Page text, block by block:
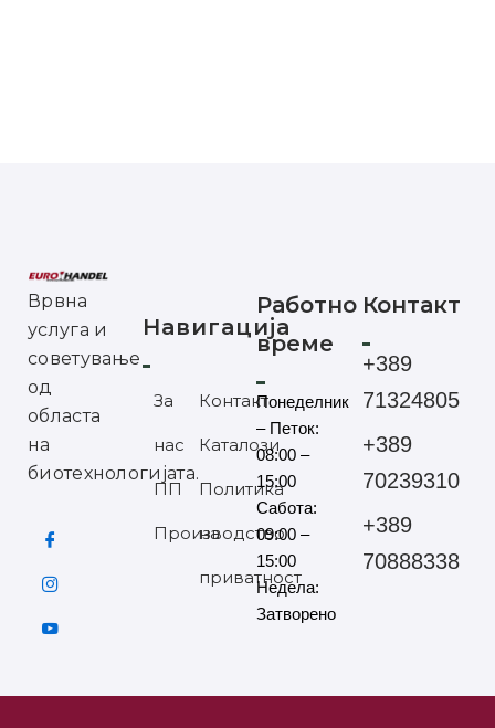
Врвна
услуга и
советување
од
областа
на
биотехнологијата.
Навигација
За
нас
ПП
Производство
Контакт
Каталози
Политика
на
приватност
Работно
време
Понеделник
– Петок:
08:00 –
15:00
Сабота:
09:00 –
15:00
Недела:
Затворено
Контакт
+389
71324805
+389
70239310
+389
70888338